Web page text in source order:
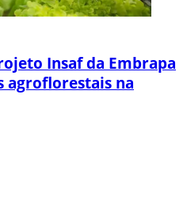
Insaf da Embrapa
agroflorestais na